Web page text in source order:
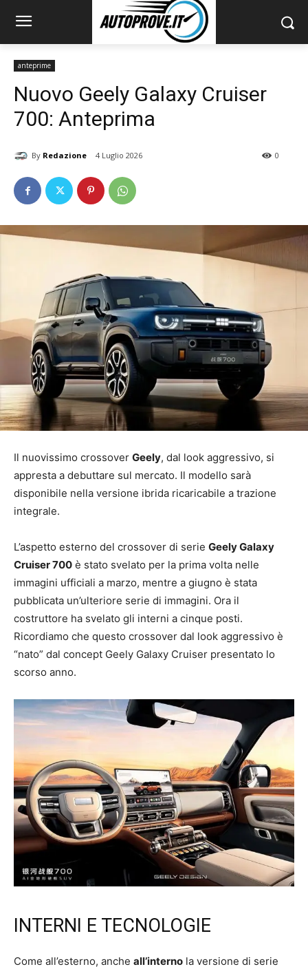
anteprime
Nuovo Geely Galaxy Cruiser
700: Anteprima
By Redazione 4 Luglio 2026 0
Il nuovissimo crossover Geely, dal look aggressivo, si
appresta a debuttare sul mercato. Il modello sarà
disponibile nella versione ibrida ricaricabile a trazione
integrale.
L’aspetto esterno del crossover di serie Geely Galaxy
Cruiser 700 è stato svelato per la prima volta nelle
immagini ufficiali a marzo, mentre a giugno è stata
pubblicata un’ulteriore serie di immagini. Ora il
costruttore ha svelato gli interni a cinque posti.
Ricordiamo che questo crossover dal look aggressivo è
“nato” dal concept Geely Galaxy Cruiser presentato lo
scorso anno.
INTERNI E TECNOLOGIE
Come all’esterno, anche all’interno la versione di serie